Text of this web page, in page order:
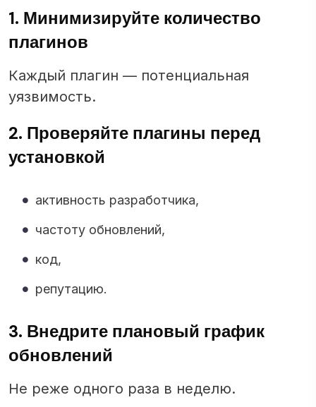
1. Минимизируйте количество
плагинов
Каждый плагин — потенциальная
уязвимость.
2. Проверяйте плагины перед
установкой
активность разработчика,
частоту обновлений,
код,
репутацию.
3. Внедрите плановый график
обновлений
Не реже одного раза в неделю.